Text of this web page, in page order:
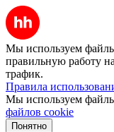
Мы используем
правильную работу
трафик.
Правила
Мы используем
файлов cookie
Понятно